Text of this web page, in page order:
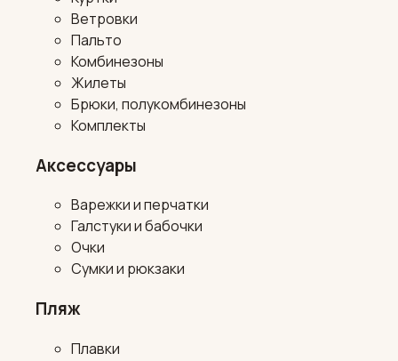
Ветровки
Пальто
Комбинезоны
Жилеты
Брюки, полукомбинезоны
Комплекты
Аксессуары
Варежки и перчатки
Галстуки и бабочки
Очки
Сумки и рюкзаки
Пляж
Плавки